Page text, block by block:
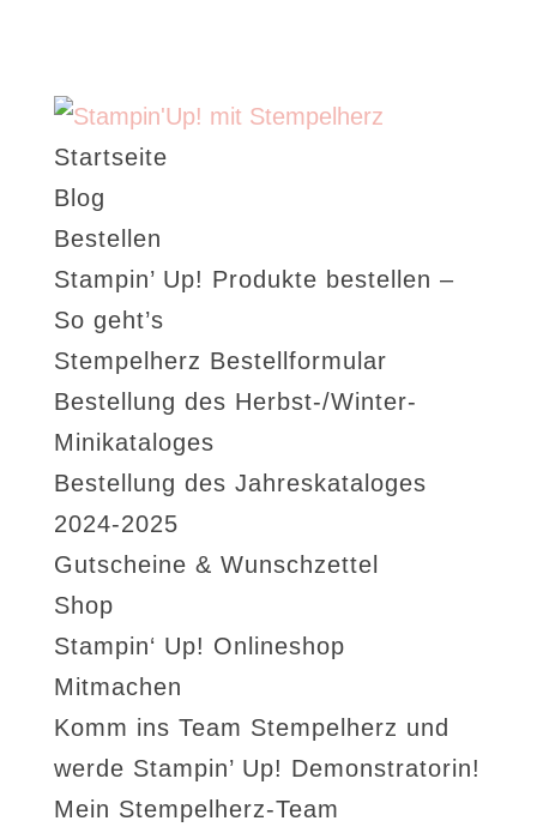
Startseite
Blog
Bestellen
Stampin’ Up! Produkte bestellen –
So geht’s
Stempelherz Bestellformular
Bestellung des Herbst-/Winter-
Minikataloges
Bestellung des Jahreskataloges
2024-2025
Gutscheine & Wunschzettel
Shop
Stampin‘ Up! Onlineshop
Mitmachen
Komm ins Team Stempelherz und
werde Stampin’ Up! Demonstratorin!
Mein Stempelherz-Team